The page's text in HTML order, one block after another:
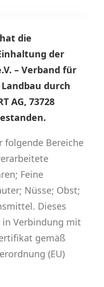
die
der
– Verband für
durch
AG, 73728
folgende Bereiche
Feine
Nüsse; Obst;
Dieses
Verbindung mit
gemäß
(EU)